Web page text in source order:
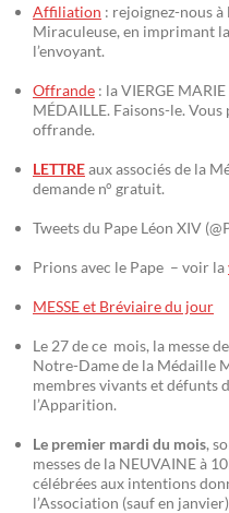
Affiliation : rejoignez-nous à
Miraculeuse, en imprimant
l’envoyant.
Offrande : la VIERGE
MÉDAILLE. Faisons-le.
offrande.
LETTREaux associés de la
demande n° gratuit.
Tweets du Pape Léon XIV
Prions avec le Pape – voir la
MESSE et Bréviaire du jour
Le 27 de ce mois, la messe
Notre-Dame de la Médaille
membres vivants et défunts
l’Apparition.
Le premier mardi du mois,
messes de la NEUVAINE à
célébrées aux intentions
l’Association (sauf en janvier)